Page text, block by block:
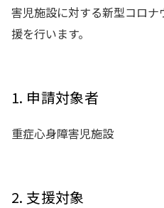
害児施設に対する新型コロ
援を行います。
1. 申請対象者
重症心身障害児施設
2. 支援対象